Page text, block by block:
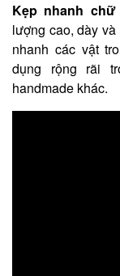
Kẹp nhanh
lượng cao, dày
nhanh các vật
dụng rộng rãi
handmade khác.